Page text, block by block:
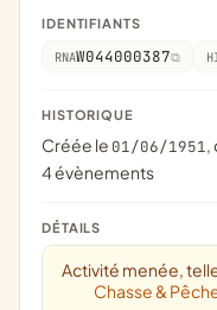
IDENTIFIANTS
RNAW044000387
HISTORIQUE
Créée le 01/06/1951,
4 évènements
DÉTAILS
Activité menée,
Chasse &